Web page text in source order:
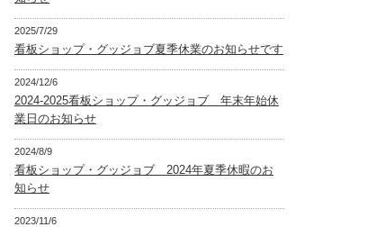
2025/7/29
看板ショップ・グッジョブ夏季休業のお知らせです
2024/12/6
2024-2025看板ショップ・グッジョブ 年末年始休
業日のお知らせ
2024/8/9
看板ショップ・グッジョブ 2024年夏季休暇のお
知らせ
2023/11/6